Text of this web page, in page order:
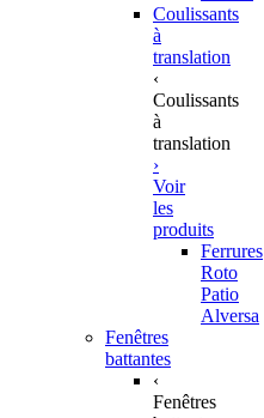
Coulissants
à
translation
‹
Coulissants
à
translation
›
Voir
les
produits
Ferrures
Roto
Patio
Alversa
Fenêtres
battantes
‹
Fenêtres